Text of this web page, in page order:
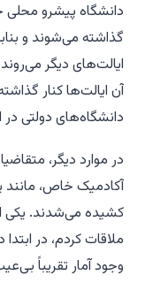
دانشگاه پیشرو
گذاشته می‌شوند و
ایالت‌های دیگر
آن ایالت‌ها کنار
دانشگاه‌های دولتی
در موارد دیگر،
آکادمیک خاص، مانند
کشیده می‌شدند. یکی از
ملاقات کردم، در